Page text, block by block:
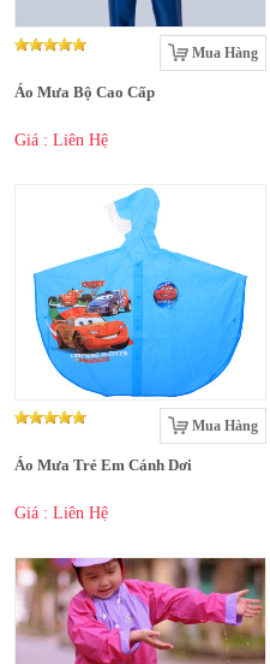
Mua Hàng
Áo Mưa Bộ Cao Cấp
Giá : Liên Hệ
Mua Hàng
Áo Mưa Trẻ Em Cánh Dơi
Giá : Liên Hệ